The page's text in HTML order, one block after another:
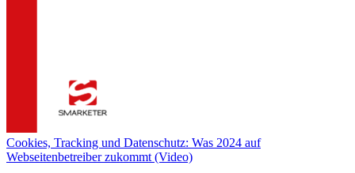
Cookies, Tracking und Datenschutz: Was 2024 auf
Webseitenbetreiber zukommt (Video)